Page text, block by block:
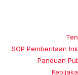
SOP Pemberitaan
Panduan